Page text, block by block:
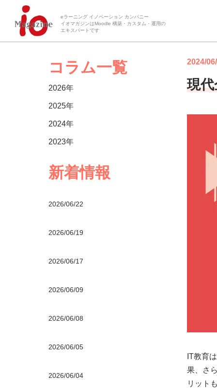
eラーニング イノベーション カンパニー
イオマガジンはMoodle 構築・カスタム・運用の
エキスパートです
コラム一覧
2026年
2025年
2024年
2023年
新着情報
2026/06/22
2026/06/19
2026/06/17
2026/06/09
2026/06/08
2026/06/05
2026/06/04
2024/
現
IT教育
果、さ
リット